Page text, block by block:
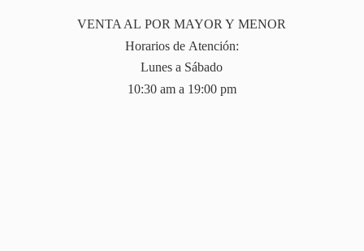
VENTA AL POR MAYOR Y MENOR
Horarios de Atención:
Lunes a Sábado
10:30 am a 19:00 pm